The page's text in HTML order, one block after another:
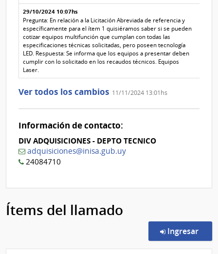
29/10/2024 10:07hs
Pregunta: En relación a la Licitación Abreviada de referencia y
específicamente para el ítem 1 quisiéramos saber si se pueden
cotizar equipos multifunción que cumplan con todas las
especificaciones técnicas solicitadas, pero poseen tecnología
LED. Respuesta: Se informa que los equipos a presentar deben
cumplir con lo solicitado en los recaudos técnicos. Equipos
Laser.
Ver todos los cambios 11/11/2024 13:01hs
Información de contacto:
DIV ADQUISICIONES - DEPTO TECNICO
adquisiciones@inisa.gub.uy
24084710
Ítems del llamado
Ingresar